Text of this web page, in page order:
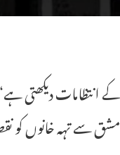
کے انتظامات
سے تہہ خانوں کو